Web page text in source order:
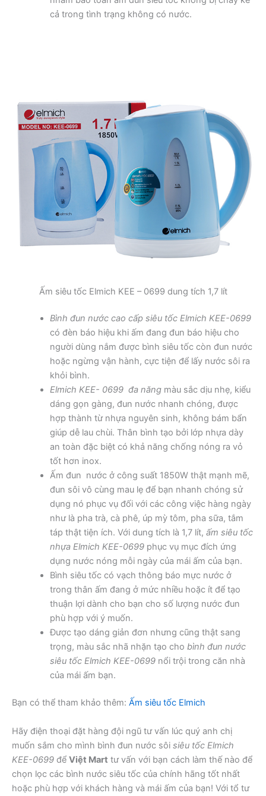
cả trong tình trạng không có nước.
Ấm siêu tốc Elmich KEE – 0699 dung tích 1,7 lít
Bình đun nước cao cấp siêu tốc Elmich KEE-0699
có đèn báo hiệu khi ấm đang đun báo hiệu cho
người dùng nắm được bình siêu tốc còn đun nước
hoặc ngừng vận hành, cực tiện để lấy nước sôi ra
khỏi bình.
Elmich KEE- 0699 đa năngmàu sắc dịu nhẹ, kiểu
dáng gọn gàng, đun nước nhanh chóng, được
hợp thành từ nhựa nguyên sinh, không bám bẩn
giúp dễ lau chùi. Thân bình tạo bởi lớp nhựa dày
an toàn đặc biệt có khả năng chống nóng ra vỏ
tốt hơn inox.
Ấm đun nước ở công suất 1850W thật mạnh mẽ,
đun sôi vô cùng mau lẹ để bạn nhanh chóng sử
dụng nó phục vụ đối với các công việc hàng ngày
như là pha trà, cà phê, úp mỳ tôm, pha sữa, tắm
táp thật tiện ích. Với dung tích là 1,7 lít, ấm siêu tốc
nhựa Elmich KEE-0699phục vụ mục đích ứng
dụng nước nóng mỗi ngày của mái ấm của bạn.
Bình siêu tốc có vạch thông báo mực nước ở
trong thân ấm đang ở mức nhiều hoặc ít để tạo
thuận lợi dành cho bạn cho số lượng nước đun
phù hợp với ý muốn.
Được tạo dáng giản đơn nhưng cũng thật sang
trọng, màu sắc nhã nhặn tạo cho bình đun nước
siêu tốc Elmich KEE-0699nổi trội trong căn nhà
của mái ấm bạn.
Bạn có thể tham khảo thêm: Ấm siêu tốc Elmich
Hãy điện thoại đặt hàng đội ngũ tư vấn lúc quý anh chị
muốn sắm cho mình bình đun nước sôi siêu tốc Elmich
KEE-0699 để Việt Mart tư vấn với bạn cách làm thế nào để
chọn lọc các bình nước siêu tốc của chính hãng tốt nhất
hoặc phù hợp với khách hàng và mái ấm của bạn! Với tổ tư